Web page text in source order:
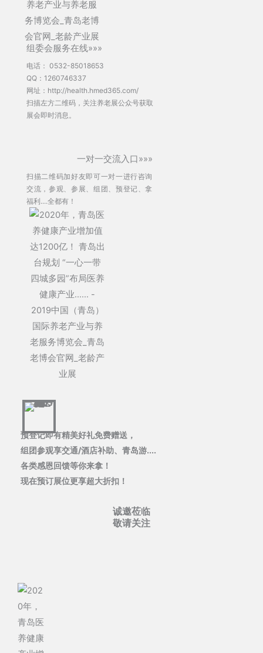
组委会服务在线»»»
电话： 0532-85018653
QQ：1260746337
网址：http://health.hmed365.com/
扫描左方二维码，关注养老展公众号获取
展会即时消息。
一对一交流入口»»»
扫描二维码加好友即可一对一进行咨询
交流，参观、参展、组团、预登记、拿
福利....全都有！
预登记即有精美好礼免费赠送，
组团参观享交通/酒店补助、青岛游....
各类感恩回馈等你来拿！
现在预订展位更享超大折扣！
诚邀莅临
敬请关注